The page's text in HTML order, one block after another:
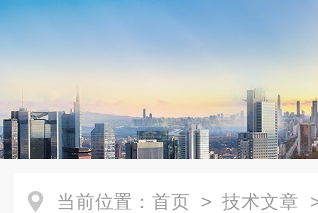
当前位置： 首页 > 技术文章